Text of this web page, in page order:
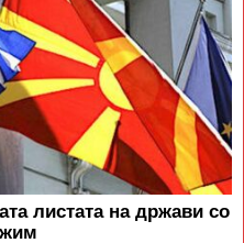
листата на држави со